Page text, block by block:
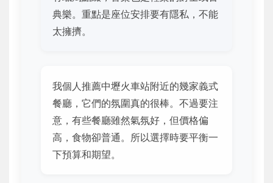
典樂。重點是座位安排要有隱私，不能
太擁擠。
我個人推薦中壢火車站附近的幾家義式
餐廳，它們的氛圍真的很棒。不過要注
意，有些餐廳雖然氣氛好，但價格偏
高，食物卻普通。所以選擇時要平衡一
下預算和期望。